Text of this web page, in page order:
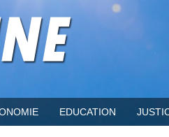
EDUCATION